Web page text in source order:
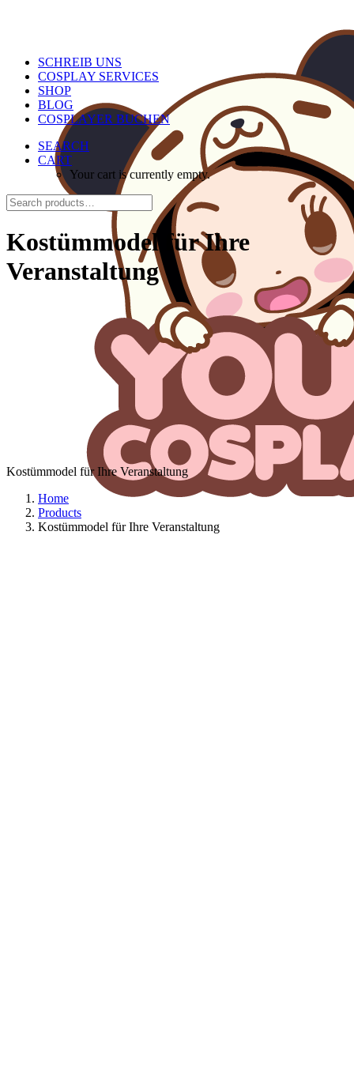
SCHREIB UNS
COSPLAY SERVICES
SHOP
BLOG
COSPLAYER BUCHEN
SEARCH
CART
Your cart is currently empty.
Kostümmodel für Ihre
Veranstaltung
Kostümmodel für Ihre Veranstaltung
Home
Products
Kostümmodel für Ihre Veranstaltung